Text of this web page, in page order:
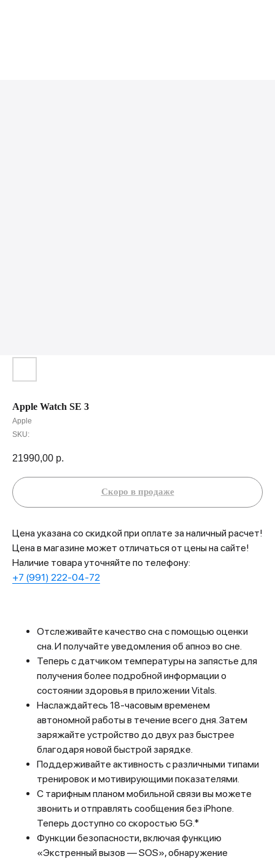
Apple Watch SE 3
Apple
SKU:
21990,00 р.
Цена указана со скидкой при оплате за наличный расчет!
Цена в магазине может отличаться от цены на сайте!
Наличие товара уточняйте по телефону:
+7 (991) 222-04-72
Отслеживайте качество сна с помощью оценки
сна. И получайте уведомления об апноэ во сне.
Теперь с датчиком температуры на запястье для
получения более подробной информации о
состоянии здоровья в приложении Vitals.
Наслаждайтесь 18-часовым временем
автономной работы в течение всего дня. Затем
заряжайте устройство до двух раз быстрее
благодаря новой быстрой зарядке.
Поддерживайте активность с различными типами
тренировок и мотивирующими показателями.
С тарифным планом мобильной связи вы можете
звонить и отправлять сообщения без iPhone.
Теперь доступно со скоростью 5G.*
Функции безопасности, включая функцию
«Экстренный вызов — SOS», обнаружение